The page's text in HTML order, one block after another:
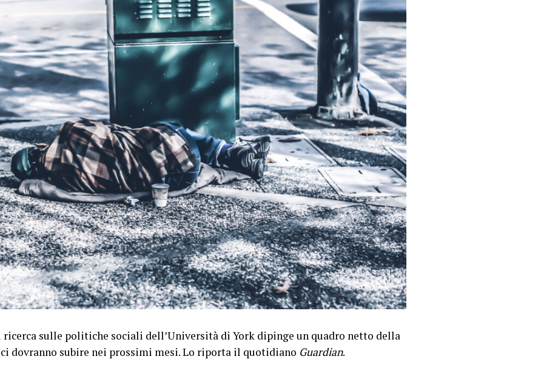
sulle politiche sociali dell’Università di York dipinge un quadro netto della
dovranno subire nei prossimi mesi. Lo riporta il quotidiano Guardian.